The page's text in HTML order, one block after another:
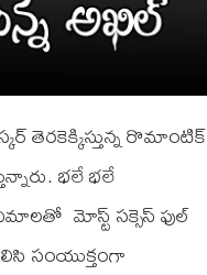
తెరకెక్కిస్తున్న రొమాంటిక్
భ‌లే భ‌లే
మోస్ట్ సక్సెస్ ఫుల్
సంయుక్తంగా